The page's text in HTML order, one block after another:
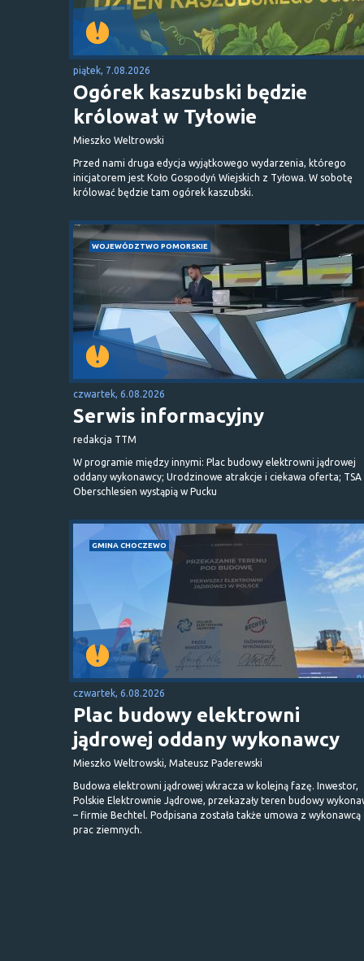
piątek, 7.08.2026
Ogórek kaszubski będzie
królował w Tyłowie
Mieszko Weltrowski
Przed nami druga edycja wyjątkowego wydarzenia, którego
inicjatorem jest Koło Gospodyń Wiejskich z Tyłowa. W sobotę
królować będzie tam ogórek kaszubski.
WOJEWÓDZTWO POMORSKIE
czwartek, 6.08.2026
Serwis informacyjny
redakcja TTM
W programie między innymi: Plac budowy elektrowni jądrowej
oddany wykonawcy; Urodzinowe atrakcje i ciekawa oferta; TSA
Oberschlesien wystąpią w Pucku
GMINA CHOCZEWO
czwartek, 6.08.2026
Plac budowy elektrowni
jądrowej oddany wykonawcy
Mieszko Weltrowski, Mateusz Paderewski
Budowa elektrowni jądrowej wkracza w kolejną fazę. Inwestor,
Polskie Elektrownie Jądrowe, przekazały teren budowy
– firmie Bechtel. Podpisana została także umowa z wykonawcą
prac ziemnych.